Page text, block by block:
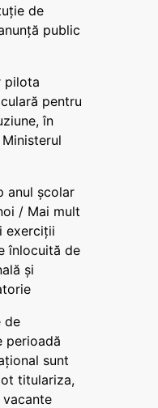
de
public
pilota
pentru
în
anul școlar
/ Mai mult
exerciții
înlocuită de
și
de
perioadă
sunt
titulariza,